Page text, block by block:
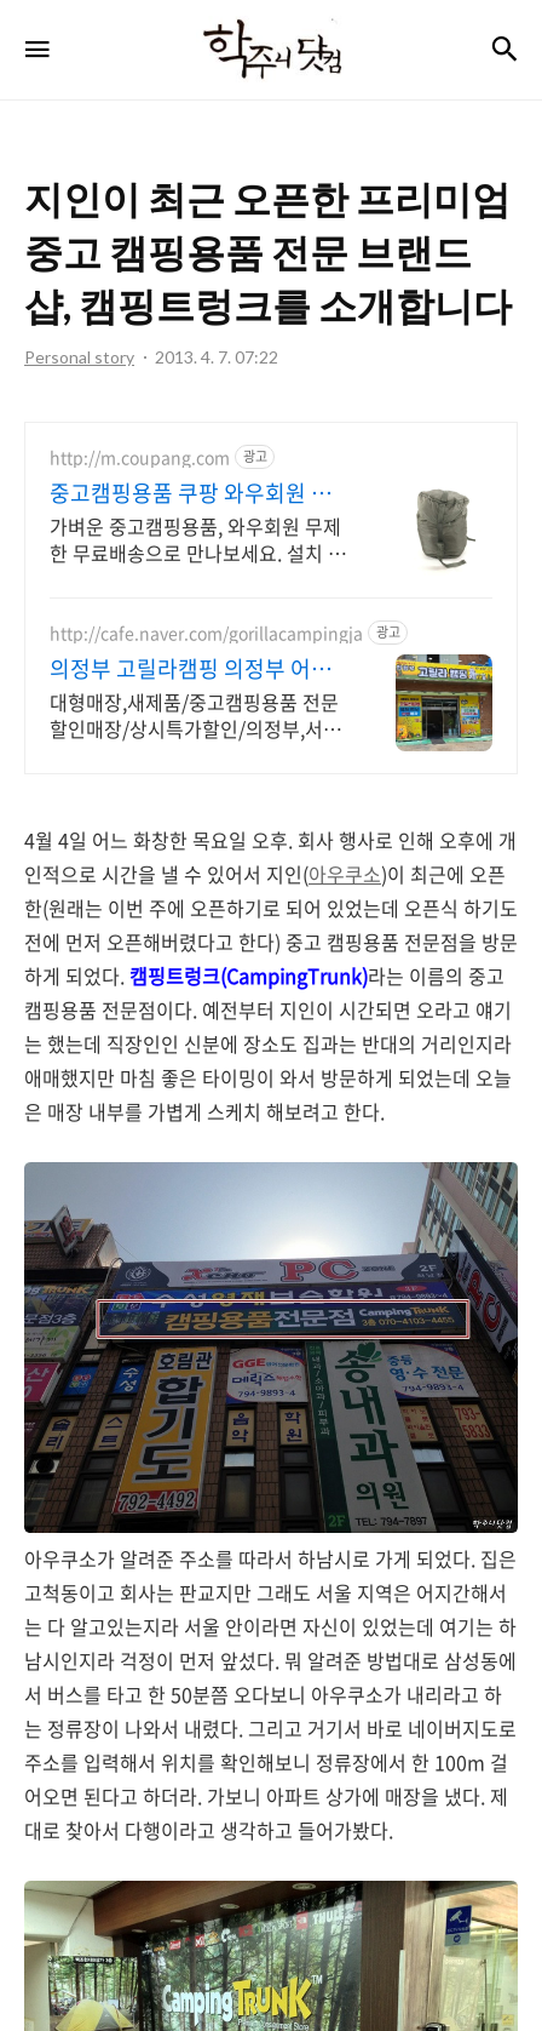
주
컴
지인이 최근 오픈한 프리미엄
중고 캠핑용품 전문 브랜드
샵, 캠핑트렁크를 소개합니다
Personal story 2013. 4. 7. 07:22
http://m.coupang.com 광고
중고캠핑용품 쿠팡 와우회원 무
제한 무료배송
가벼운 중고캠핑용품, 와우회원 무제
한 무료배송으로 만나보세요. 설치 5
http://cafe.naver.com/gorillacampingja 광고
의정부 고릴라캠핑 의정부 어룡
역 근처(용현동)
대형매장,새제품/중고캠핑용품 전문
할인매장/상시특가할인/의정부,서울
4월 4일 어느 화창한 목요일 오후. 회사 행사로 인해 오후에 개
인적으로 시간을 낼 수 있어서 지인(아우쿠소)이 최근에 오픈
한(원래는 이번 주에 오픈하기로 되어 있었는데 오픈식 하기도
전에 먼저 오픈해버렸다고 한다) 중고 캠핑용품 전문점을 방문
하게 되었다. 캠핑트렁크(CampingTrunk)라는 이름의 중고
캠핑용품 전문점이다. 예전부터 지인이 시간되면 오라고 얘기
는 했는데 직장인인 신분에 장소도 집과는 반대의 거리인지라
애매했지만 마침 좋은 타이밍이 와서 방문하게 되었는데 오늘
은 매장 내부를 가볍게 스케치 해보려고 한다.
아우쿠소가 알려준 주소를 따라서 하남시로 가게 되었다. 집은
고척동이고 회사는 판교지만 그래도 서울 지역은 어지간해서
는 다 알고있는지라 서울 안이라면 자신이 있었는데 여기는 하
남시인지라 걱정이 먼저 앞섰다. 뭐 알려준 방법대로 삼성동에
서 버스를 타고 한 50분쯤 오다보니 아우쿠소가 내리라고 하
는 정류장이 나와서 내렸다. 그리고 거기서 바로 네이버지도로
주소를 입력해서 위치를 확인해보니 정류장에서 한 100m 걸
어오면 된다고 하더라. 가보니 아파트 상가에 매장을 냈다. 제
대로 찾아서 다행이라고 생각하고 들어가봤다.